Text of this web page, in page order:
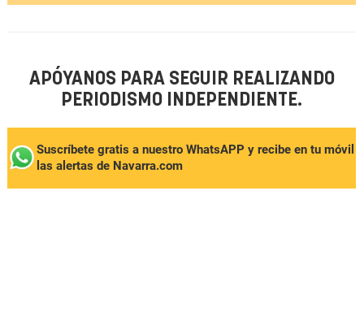
APÓYANOS PARA SEGUIR REALIZANDO
PERIODISMO INDEPENDIENTE.
Suscríbete gratis a nuestro WhatsAPP y recibe en tu móvil
las alertas de Navarra.com